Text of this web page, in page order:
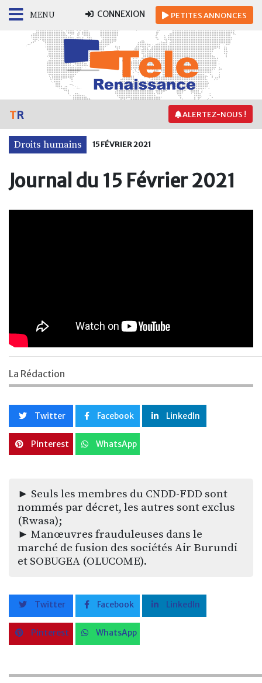
MENU CONNEXION PETITESANNONCES
ALERTEZ-NOUS !
TR
Droits humains 15 FÉVRIER 2021
Journal du 15 Février 2021
La Rédaction
Twitter Facebook LinkedIn
Pinterest WhatsApp
► Seuls les membres du CNDD-FDD sont
nommés par décret, les autres sont exclus
(Rwasa);
► Manœuvres frauduleuses dans le
marché de fusion des sociétés Air Burundi
et SOBUGEA (OLUCOME).
Twitter Facebook LinkedIn
Pinterest WhatsApp